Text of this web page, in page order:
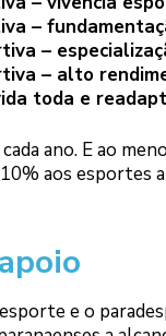
–
–
– alto
toda e
ano. E ao
aos
e o